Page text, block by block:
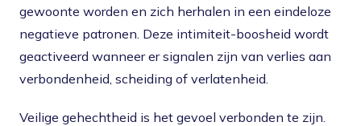
gewoonte worden en zich herhalen in een eindeloze
negatieve patronen. Deze intimiteit-boosheid wordt
geactiveerd wanneer er signalen zijn van verlies aan
verbondenheid, scheiding of verlatenheid.
Veilige gehechtheid is het gevoel verbonden te zijn.